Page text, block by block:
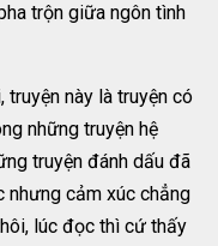
trộn giữa ngôn tình
này là truyện có
những truyện hệ
truyện đánh dấu đã
cảm xúc chẳng
lúc đọc thì cứ thấy